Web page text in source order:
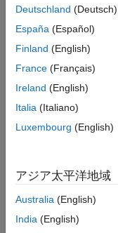
Deutschland (Deutsch)
España (Español)
Finland (English)
France (Français)
Ireland (English)
Italia (Italiano)
Luxembourg (English)
アジア太平洋地域
Australia (English)
India (English)
© 1994-2026 The